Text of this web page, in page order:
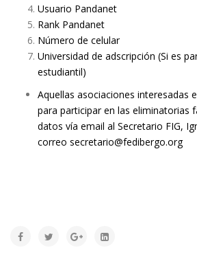
Usuario Pandanet
Rank Pandanet
Número de celular
Universidad de adscripción (Si es
estudiantil)
Aquellas asociaciones interesadas
para participar en las eliminatorias
datos vía email al Secretario FIG,
correo secretario@fedibergo.org